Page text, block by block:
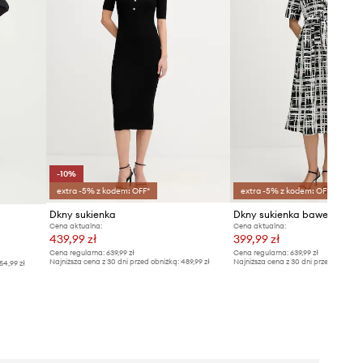
zł
-10%
extra -5% z kodem: OFF*
Dkny sukienka
Cena aktualna:
439,99 zł
Cena regularna:639,99 zł
Najniższa cena z 30 dni przed obniżką:489,99 zł
extra -5% z kodem: OFF*
Dkny sukienka bawełniana
Cena aktualna:
399,99 zł
Cena regularna: 639,99 zł
Najniższa cena z 30 dni przed obniżką: